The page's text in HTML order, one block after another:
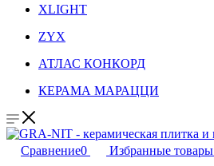
XLIGHT
ZYX
АТЛАС КОНКОРД
КЕРАМА МАРАЦЦИ
Сравнение0 Избранные товары